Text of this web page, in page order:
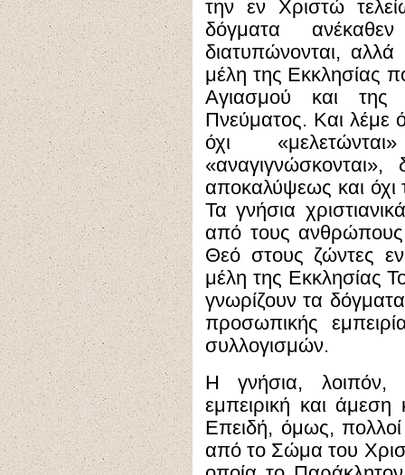
την εν Χριστώ
δόγματα
διατυπώνονται,
μέλη της Εκκλησίας
Αγιασμού και της
Πνεύματος. Και λέμε
όχι
«αναγιγνώσκονται»,
αποκαλύψεως και
Τα γνήσια
από τους
Θεό στους ζώντες
μέλη της Εκκλησίας
γνωρίζουν τα
προσωπικής
συλλογισμών.
Η γνήσια, λοιπόν,
εμπειρική και άμεση
Επειδή, όμως,
από το Σώμα του